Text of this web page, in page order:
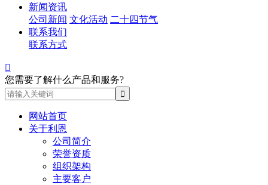
新闻资讯
公司新闻 文化活动 二十四节气
联系我们
联系方式

您需要了解什么产品和服务?
网站首页
关于利恩
公司简介
荣誉资质
组织架构
主要客户